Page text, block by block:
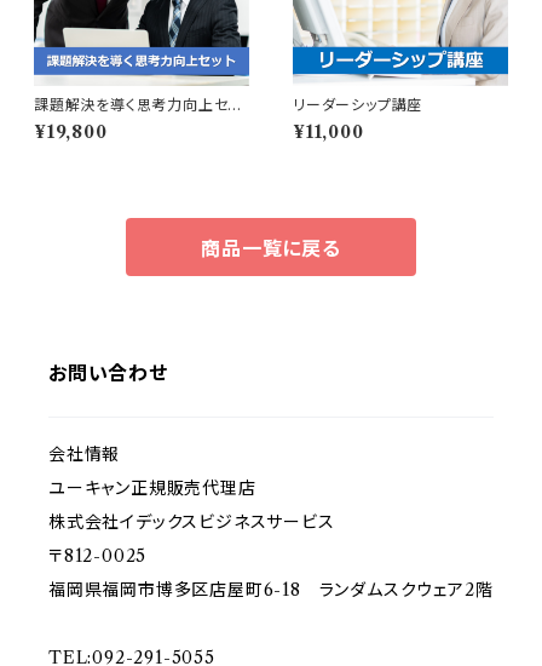
課題解決を導く思考力向上セッ
ト
¥19,800
リーダーシップ講座
¥11,000
商品一覧に戻る
お問い合わせ
会社情報
ユーキャン正規販売代理店
株式会社イデックスビジネスサービス
〒812-0025
福岡県福岡市博多区店屋町6-18 ランダムスクウェア2階
TEL:092-291-5055